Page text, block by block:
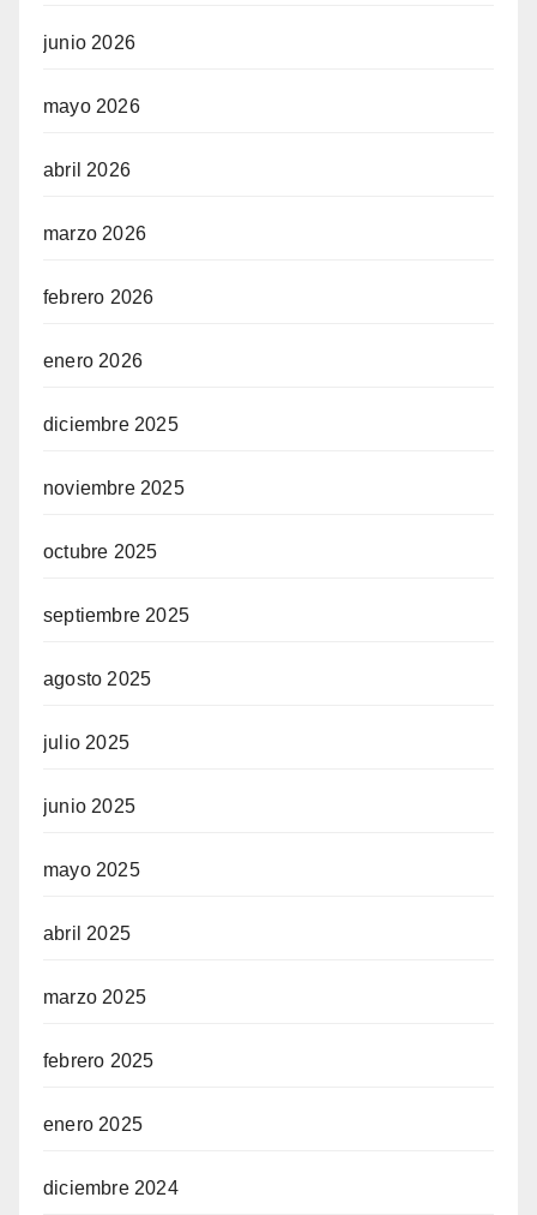
junio 2026
mayo 2026
abril 2026
marzo 2026
febrero 2026
enero 2026
diciembre 2025
noviembre 2025
octubre 2025
septiembre 2025
agosto 2025
julio 2025
junio 2025
mayo 2025
abril 2025
marzo 2025
febrero 2025
enero 2025
diciembre 2024